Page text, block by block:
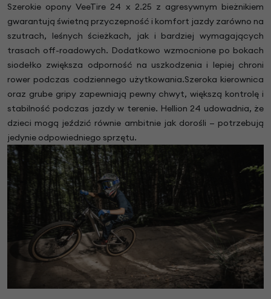
Szerokie opony VeeTire 24 x 2.25 z agresywnym bieżnikiem
gwarantują świetną przyczepność i komfort jazdy zarówno na
szutrach, leśnych ścieżkach, jak i bardziej wymagających
trasach off-roadowych. Dodatkowo wzmocnione po bokach
siodełko zwiększa odporność na uszkodzenia i lepiej chroni
rower podczas codziennego użytkowania.Szeroka kierownica
oraz grube gripy zapewniają pewny chwyt, większą kontrolę i
stabilność podczas jazdy w terenie. Hellion 24 udowadnia, że
dzieci mogą jeździć równie ambitnie jak dorośli — potrzebują
jedynie odpowiedniego sprzętu.